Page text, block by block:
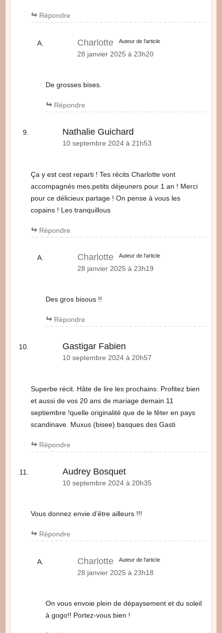
Répondre
Charlotte Auteur de l'article
28 janvier 2025 à 23h20
De grosses bises.
Répondre
Nathalie Guichard
10 septembre 2024 à 21h53
Ça y est cest reparti ! Tes récits Charlotte vont
accompagnés mes.petits déjeuners pour 1 an ! Merci
pour ce délicieux partage ! On pense à vous les
copains ! Les tranquillous
Répondre
Charlotte Auteur de l'article
28 janvier 2025 à 23h19
Des gros bisous !!
Répondre
Gastigar Fabien
10 septembre 2024 à 20h57
Superbe récit. Hâte de lire les prochains. Profitez bien
et aussi de vos 20 ans de mariage demain 11
septiembre !quelle originalité que de le fêter en pays
scandinave. Muxus (bisee) basques des Gasti
Répondre
Audrey Bosquet
10 septembre 2024 à 20h35
Vous donnez envie d’être ailleurs !!!
Répondre
Charlotte Auteur de l'article
28 janvier 2025 à 23h18
On vous envoie plein de dépaysement et du soleil
à gogo!! Portez-vous bien !